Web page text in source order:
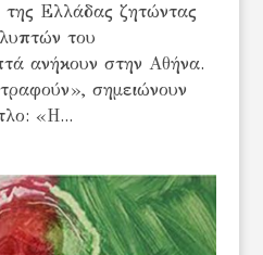
Ελλάδας ζητώντας
του
ανήκουν στην Αθήνα.
σημειώνουν
«Η...